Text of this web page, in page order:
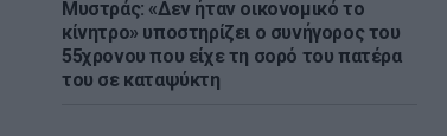
Μυστράς: «Δεν ήταν οικονομικό το
κίνητρο» υποστηρίζει ο συνήγορος του
55χρονου που είχε τη σορό του πατέρα
του σε καταψύκτη